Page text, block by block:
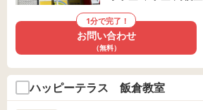
1分で完了！
お問い合わせ
（無料）
ハッピーテラス 飯倉教室